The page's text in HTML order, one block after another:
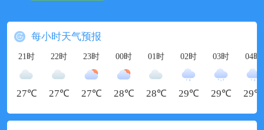
每小时天气预报
21时
27℃
22时
27℃
23时
27℃
00时
28℃
01时
28℃
02时
29℃
03时
29℃
04时
29℃